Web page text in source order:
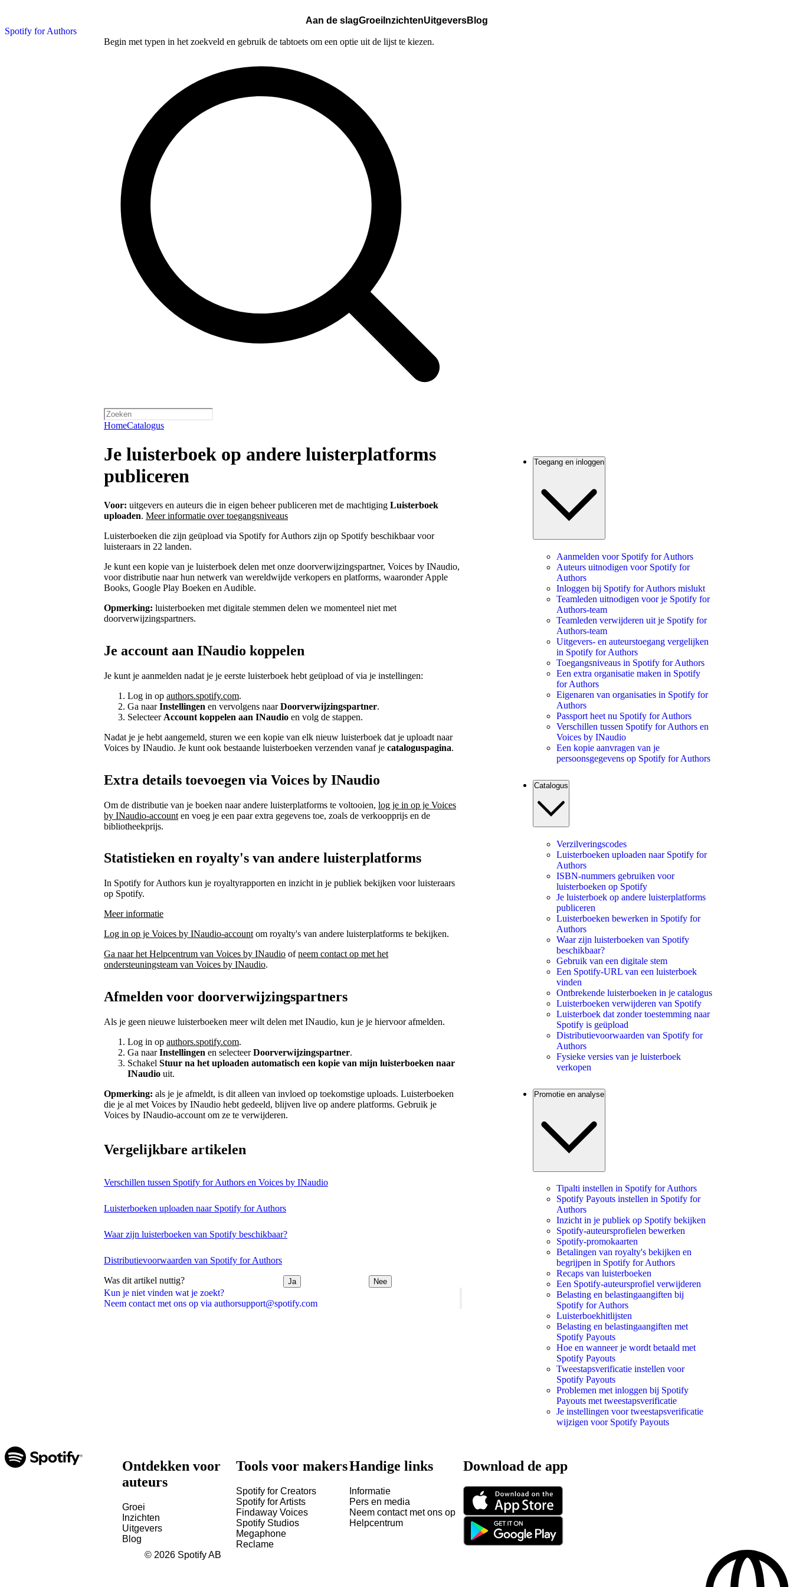
Spotify for Authors
Aan de slagGroeiInzichtenUitgeversBlog
Begin met typen in het zoekveld en gebruik de tabtoets om een optie uit de lijst te kiezen.
HomeCatalogus
Kun je niet vinden wat je zoekt?
Neem contact met ons op via authorsupport@spotify.com
Je luisterboek op andere luisterplatforms
publiceren
Voor: uitgevers en auteurs die in eigen beheer publiceren met de machtiging Luisterboek
uploaden. Meer informatie over toegangsniveaus
Luisterboeken die zijn geüpload via Spotify for Authors zijn op Spotify beschikbaar voor
luisteraars in 22 landen.
Je kunt een kopie van je luisterboek delen met onze doorverwijzingspartner, Voices by INaudio,
voor distributie naar hun netwerk van wereldwijde verkopers en platforms, waaronder Apple
Books, Google Play Boeken en Audible.
Opmerking: luisterboeken met digitale stemmen delen we momenteel niet met
doorverwijzingspartners.
Je account aan INaudio koppelen
Je kunt je aanmelden nadat je je eerste luisterboek hebt geüpload of via je instellingen:
Log in op authors.spotify.com.
Ga naarInstellingen en vervolgens naarDoorverwijzingspartner.
Selecteer Account koppelen aan INaudio en volg de stappen.
Nadat je je hebt aangemeld, sturen we een kopie van elk nieuw luisterboek dat je uploadt naar
Voices by INaudio. Je kunt ook bestaande luisterboeken verzenden vanaf je cataloguspagina.
Extra details toevoegen via Voices by INaudio
Om de distributie van je boeken naar andere luisterplatforms te voltooien, log je in op je Voices
by INaudio-account en voeg je een paar extra gegevens toe, zoals de verkoopprijs en de
bibliotheekprijs.
Statistieken en royalty's van andere luisterplatforms
In Spotify for Authors kun je royaltyrapporten en inzicht in je publiek bekijken voor luisteraars
op Spotify.
Meer informatie
Log in op je Voices by INaudio-account om royalty's van andere luisterplatforms te bekijken.
Ga naar het Helpcentrum van Voices by INaudio ofneem contact op met het
ondersteuningsteam van Voices by INaudio.
Afmelden voor doorverwijzingspartners
Als je geen nieuwe luisterboeken meer wilt delen met INaudio, kun je je hiervoor afmelden.
Log in op authors.spotify.com.
Ga naarInstellingen en selecteerDoorverwijzingspartner.
Schakel Stuur na het uploaden automatisch een kopie van mijn luisterboeken naar
INaudio uit.
Opmerking: als je je afmeldt, is dit alleen van invloed op toekomstige uploads. Luisterboeken
die je al met Voices by INaudio hebt gedeeld, blijven live op andere platforms. Gebruik je
Voices by INaudio-account om ze te verwijderen.
Vergelijkbare artikelen
Verschillen tussen Spotify for Authors en Voices by INaudio
Luisterboeken uploaden naar Spotify for Authors
Waar zijn luisterboeken van Spotify beschikbaar?
Distributievoorwaarden van Spotify for Authors
Was dit artikel nuttig? Ja Nee
Toegang en inloggen
Aanmelden voor Spotify for Authors
Auteurs uitnodigen voor Spotify for
Authors
Inloggen bij Spotify for Authors mislukt
Teamleden uitnodigen voor je Spotify for
Authors-team
Teamleden verwijderen uit je Spotify for
Authors-team
Uitgevers- en auteurstoegang vergelijken
in Spotify for Authors
Toegangsniveaus in Spotify for Authors
Een extra organisatie maken in Spotify
for Authors
Eigenaren van organisaties in Spotify for
Authors
Passport heet nu Spotify for Authors
Verschillen tussen Spotify for Authors en
Voices by INaudio
Een kopie aanvragen van je
persoonsgegevens op Spotify for Authors
Catalogus
Verzilveringscodes
Luisterboeken uploaden naar Spotify for
Authors
ISBN-nummers gebruiken voor
luisterboeken op Spotify
Je luisterboek op andere luisterplatforms
publiceren
Luisterboeken bewerken in Spotify for
Authors
Waar zijn luisterboeken van Spotify
beschikbaar?
Gebruik van een digitale stem
Een Spotify-URL van een luisterboek
vinden
Ontbrekende luisterboeken in je catalogus
Luisterboeken verwijderen van Spotify
Luisterboek dat zonder toestemming naar
Spotify is geüpload
Distributievoorwaarden van Spotify for
Authors
Fysieke versies van je luisterboek
verkopen
Promotie en analyse
Tipalti instellen in Spotify for Authors
Spotify Payouts instellen in Spotify for
Authors
Inzicht in je publiek op Spotify bekijken
Spotify-auteursprofielen bewerken
Spotify-promokaarten
Betalingen van royalty's bekijken en
begrijpen in Spotify for Authors
Recaps van luisterboeken
Een Spotify-auteursprofiel verwijderen
Belasting en belastingaangiften bij
Spotify for Authors
Luisterboekhitlijsten
Belasting en belastingaangiften met
Spotify Payouts
Hoe en wanneer je wordt betaald met
Spotify Payouts
Tweestapsverificatie instellen voor
Spotify Payouts
Problemen met inloggen bij Spotify
Payouts met tweestapsverificatie
Je instellingen voor tweestapsverificatie
wijzigen voor Spotify Payouts
Ontdekken voor
auteurs
Groei
Inzichten
Uitgevers
Blog
Tools voor makers
Spotify for Creators
Spotify for Artists
Findaway Voices
Spotify Studios
Megaphone
Reclame
Handige links
Informatie
Pers en media
Neem contact met ons op
Helpcentrum
Download de app
© 2026 Spotify AB